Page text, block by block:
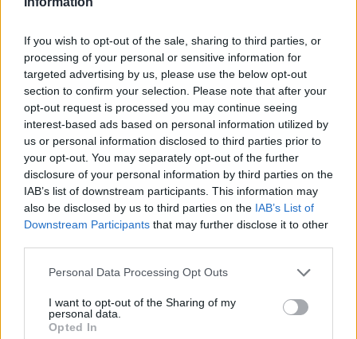
If you wish to opt-out of the sale, sharing to third parties, or
processing of your personal or sensitive information for
targeted advertising by us, please use the below opt-out
section to confirm your selection. Please note that after your
opt-out request is processed you may continue seeing
interest-based ads based on personal information utilized by
us or personal information disclosed to third parties prior to
your opt-out. You may separately opt-out of the further
disclosure of your personal information by third parties on the
IAB’s list of downstream participants. This information may
also be disclosed by us to third parties on the IAB’s List of
Downstream Participants that may further disclose it to other
Personal Data Processing Opt Outs
I want to opt-out of the Sharing of my
personal data.
Opted In
Aukció adatai
Aukció neve: 118. Mike Portobello árverés
Aukció dátuma: 2023.10.08
Aukció ideje: 18:00
Aukció helye:https://aukcio.net
Eladó adatai
Eladó: Aukcio.net - Mike
Portobello Aukciósház
Mipo Kft
+36703805044